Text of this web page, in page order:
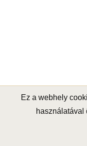
Ez a webhely
használatával